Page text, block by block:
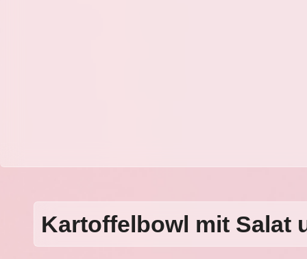
Kartoffelbowl mit Salat